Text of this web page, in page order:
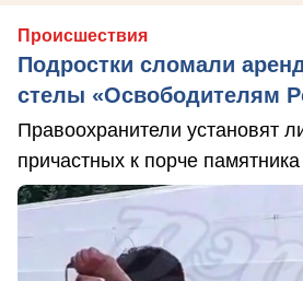
Происшествия
Подростки сломали
стелы «Освободителям
Правоохранители установят
причастных к порче